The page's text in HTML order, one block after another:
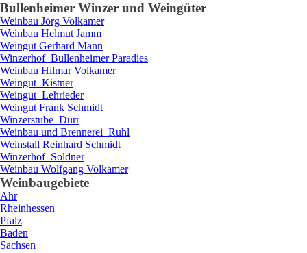
Bullenheimer Winzer und Weingüter
Weinbau Jörg Volkamer
Weinbau Helmut Jamm
Weingut Gerhard Mann
Winzerhof Bullenheimer Paradies
Weinbau Hilmar Volkamer
Weingut Kistner
Weingut Lehrieder
Weingut Frank Schmidt
Winzerstube Dürr
Weinbau und Brennerei Ruhl
Weinstall Reinhard Schmidt
Winzerhof Soldner
Weinbau Wolfgang Volkamer
Weinbaugebiete
Ahr
Rheinhessen
Pfalz
Baden
Sachsen